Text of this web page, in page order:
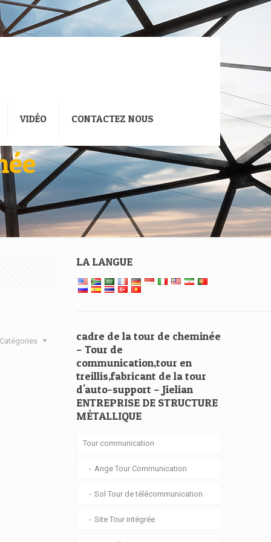
VIDÉO CONTACTEZ NOUS
Catégories
LA LANGUE
cadre de la tour de cheminée
– Tour de
communication,tour en
treillis,fabricant de la tour
d'auto-support – Jielian
ENTREPRISE DE STRUCTURE
MÉTALLIQUE
Tour communication
Ange Tour Communication
Sol Tour de télécommunication
Site Tour intégrée